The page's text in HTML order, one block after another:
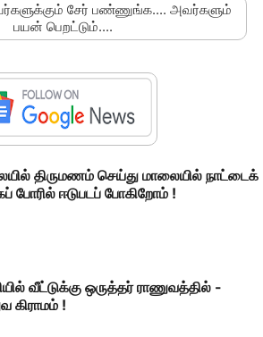
சேர் பண்ணுங்க.... அவர்களும்
பயன் பெறட்டும்....
திருமணம் செய்து மாலையில் நாட்டைக்
போரில் ஈடுபடப் போகிறோம் !
வீட்டுக்கு ஒருத்தர் ராணுவத்தில் -
கிராமம் !